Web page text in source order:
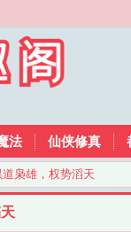
法 仙侠修真
道枭雄，权势滔天